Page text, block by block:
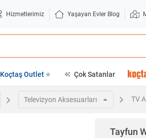
Hizmetlerimiz Yaşayan Evler Blog
Koçtaş Outlet ⭐ Çok Satanlar
Televizyon Aksesuarları TV
Tayfun